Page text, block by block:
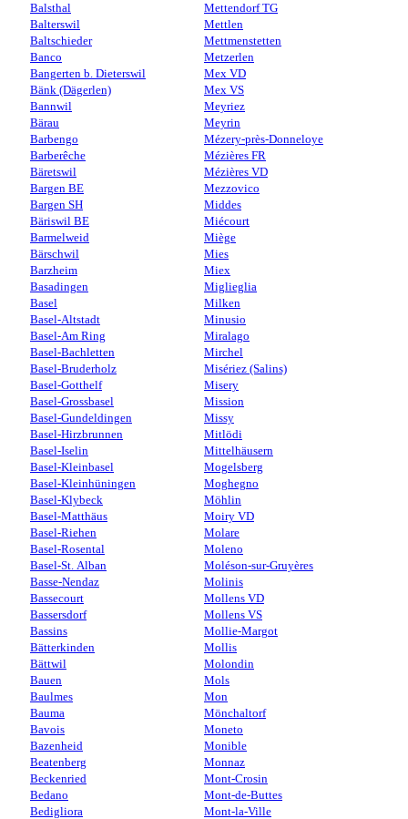
Balsthal
Balterswil
Baltschieder
Banco
Bangerten b. Dieterswil
Bänk (Dägerlen)
Bannwil
Bärau
Barbengo
Barberêche
Bäretswil
Bargen BE
Bargen SH
Bäriswil BE
Barmelweid
Bärschwil
Barzheim
Basadingen
Basel
Basel-Altstadt
Basel-Am Ring
Basel-Bachletten
Basel-Bruderholz
Basel-Gotthelf
Basel-Grossbasel
Basel-Gundeldingen
Basel-Hirzbrunnen
Basel-Iselin
Basel-Kleinbasel
Basel-Kleinhüningen
Basel-Klybeck
Basel-Matthäus
Basel-Riehen
Basel-Rosental
Basel-St. Alban
Basse-Nendaz
Bassecourt
Bassersdorf
Bassins
Bätterkinden
Bättwil
Bauen
Baulmes
Bauma
Bavois
Bazenheid
Beatenberg
Beckenried
Bedano
Bedigliora
Mettendorf TG
Mettlen
Mettmenstetten
Metzerlen
Mex VD
Mex VS
Meyriez
Meyrin
Mézery-près-Donneloye
Mézières FR
Mézières VD
Mezzovico
Middes
Miécourt
Miège
Mies
Miex
Miglieglia
Milken
Minusio
Miralago
Mirchel
Misériez (Salins)
Misery
Mission
Missy
Mitlödi
Mittelhäusern
Mogelsberg
Moghegno
Möhlin
Moiry VD
Molare
Moleno
Moléson-sur-Gruyères
Molinis
Mollens VD
Mollens VS
Mollie-Margot
Mollis
Molondin
Mols
Mon
Mönchaltorf
Moneto
Monible
Monnaz
Mont-Crosin
Mont-de-Buttes
Mont-la-Ville